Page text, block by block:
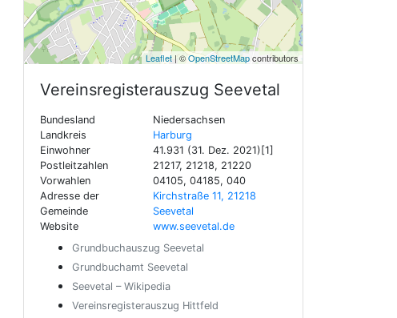
Leaflet | ©OpenStreetMapcontributors
Vereinsregisterauszug Seevetal
Bundesland
Niedersachsen
Landkreis
Harburg
Einwohner
41.931 (31. Dez. 2021)[1]
Postleitzahlen
21217, 21218, 21220
Vorwahlen
04105, 04185, 040
Adresse der
Gemeinde
Kirchstraße 11, 21218
Seevetal
Website
www.seevetal.de
Grundbuchauszug Seevetal
Grundbuchamt Seevetal
Seevetal – Wikipedia
Vereinsregisterauszug Hittfeld